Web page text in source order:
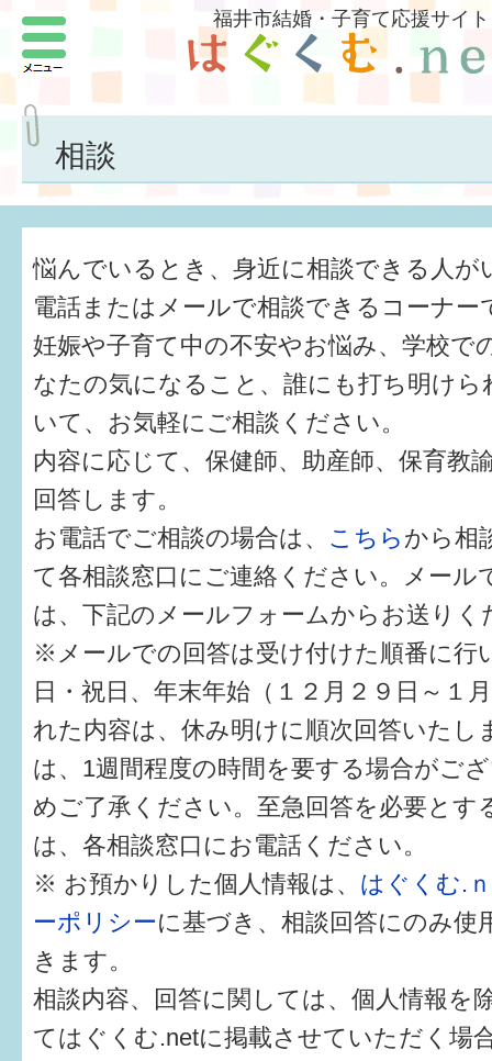
福井市結婚・子育て応援サイト
相談
悩んでいるとき、身近に相談できる人が
電話またはメールで相談できるコーナー
妊娠や子育て中の不安やお悩み、学校で
なたの気になること、誰にも打ち明け
いて、お気軽にご相談ください。
内容に応じて、保健師、助産師、保育教
回答します。
お電話でご相談の場合は、 こちら から相
て各相談窓口にご連絡ください。メール
は、下記のメールフォームからお送りく
※メールでの回答は受け付けた順番に行
日・祝日、年末年始（１２月２９日～１
れた内容は、休み明けに順次回答いたし
は、1週間程度の時間を要する場合がご
めご了承ください。至急回答を必要とす
は、各相談窓口にお電話ください。
※ お預かりした個人情報は、 はぐくむ.
ーポリシーに基づき、相談回答にのみ使
きます。
相談内容、回答に関しては、個人情報を
てはぐくむ.netに掲載させていただく場
メニュー
結婚したい
子どもがほしい
福井の子育て環境
子どもを育てよう
もしものときの緊急連絡先
届出・手当・助成
健診・予防接種
仲間づくり・遊び場
子どもを預けたい
入園・入学
相談したい
さまざまな支援
子育てカレンダー
妊娠
出産〜3か月
3か月〜6か月
6か月〜1歳